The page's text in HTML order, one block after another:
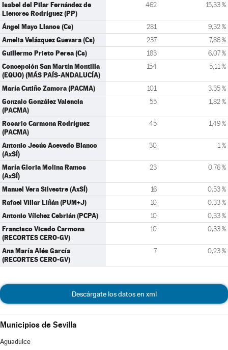
Isabel del Pilar Fernández de
Liencres Rodríguez (PP)
462 15,33 %
Ángel Mayo Llanos (Cs) 281 9,32 %
Amelia Velázquez Guevara (Cs) 237 7,86 %
Guillermo Prieto Perea (Cs) 183 6,07 %
Concepción San Martín Montilla
(EQUO) (MÁS PAÍS-ANDALUCÍA)
154 5,11 %
María Cutiño Zamora (PACMA) 101 3,35 %
Gonzalo González Valencia
(PACMA)
55 1,82 %
Rosario Carmona Rodríguez
(PACMA)
45 1,49 %
Antonio Jesús Acevedo Blanco
(AxSÍ)
30 1 %
María Gloria Molina Ramos
(AxSÍ)
23 0,76 %
Manuel Vera Silvestre (AxSÍ) 16 0,53 %
Rafael Villar Liñán (PUM+J) 10 0,33 %
Antonio Vílchez Cebrián (PCPA) 10 0,33 %
Francisco Vicedo Carmona
(RECORTES CERO-GV)
10 0,33 %
Ana María Alés García
(RECORTES CERO-GV)
7 0,23 %
Descárgate los datos en xml
Municipios de Sevilla
Aguadulce